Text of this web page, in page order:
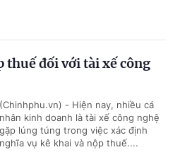
thuế đối với tài xế công
(Chinhphu.vn) - Hiện nay, nhiều cá
nhân kinh doanh là tài xế công nghệ
gặp lúng túng trong việc xác định
nghĩa vụ kê khai và nộp thuế....